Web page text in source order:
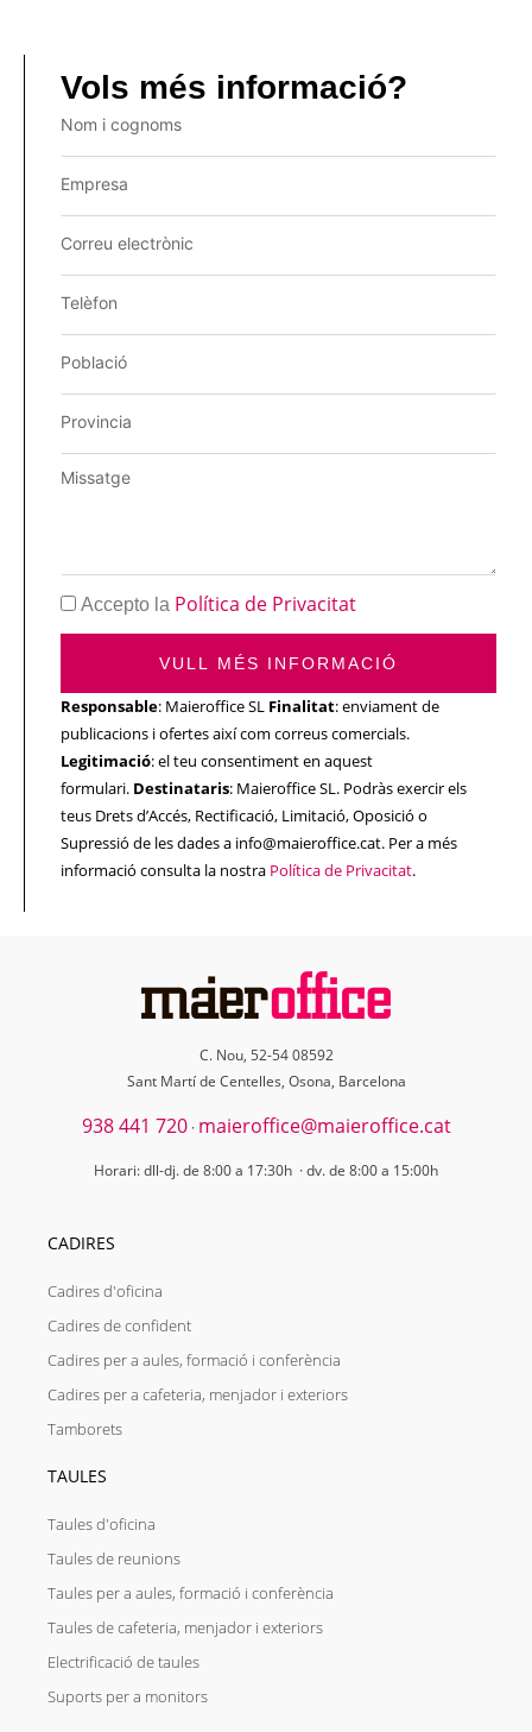
Vols més informació?
Accepto la Política de Privacitat
VULL MÉS INFORMACIÓ
Responsable: Maieroffice SL Finalitat: enviament de
publicacions i ofertes així com correus comercials.
Legitimació: el teu consentiment en aquest
formulari. Destinataris: Maieroffice SL. Podràs exercir els
teus Drets d’Accés, Rectificació, Limitació, Oposició o
Supressió de les dades a info@maieroffice.cat. Per a més
informació consulta la nostra Política de Privacitat.
C. Nou, 52-54 08592
Sant Martí de Centelles, Osona, Barcelona
938 441 720· maieroffice@maieroffice.cat
Horari: dll-dj. de 8:00 a 17:30h · dv. de 8:00 a 15:00h
CADIRES
Cadires d'oficina
Cadires de confident
Cadires per a aules, formació i conferència
Cadires per a cafeteria, menjador i exteriors
Tamborets
TAULES
Taules d'oficina
Taules de reunions
Taules per a aules, formació i conferència
Taules de cafeteria, menjador i exteriors
Electrificació de taules
Suports per a monitors